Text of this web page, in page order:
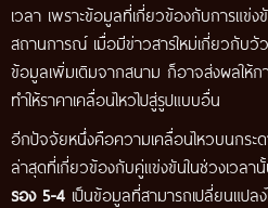
เวลา เพราะข้อมูลที่เกี่ยวข้องกับการแข่ง
สถานการณ์ เมื่อมีข่าวสารใหม่เกี่ยวกับ
ข้อมูลเพิ่มเติมจากสนาม ก็อาจส่งผลให้กา
ทำให้ราคาเคลื่อนไหวไปสู่รูปแบบอื่น
อีกปัจจัยหนึ่งคือความเคลื่อนไหวบนกระ
ล่าสุดที่เกี่ยวข้องกับคู่แข่งขันในช่วงเวลา
รอง 5-4 เป็นข้อมูลที่สามารถเปลี่ยนแปล